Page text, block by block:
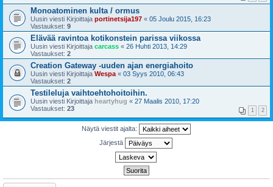
Monoatominen kulta / ormus
Uusin viesti Kirjoittaja portinetsija197 « 05 Joulu 2015, 16:23
Vastaukset: 9
Elävää ravintoa kotikonstein parissa viikossa
Uusin viesti Kirjoittaja carcass « 26 Huhti 2013, 14:29
Vastaukset: 2
Creation Gateway -uuden ajan energiahoito
Uusin viesti Kirjoittaja Wespa « 03 Syys 2010, 06:43
Vastaukset: 2
Testileluja vaihtoehtohoitoihin.
Uusin viesti Kirjoittaja heartyhug « 27 Maalis 2010, 17:20
Vastaukset: 23 1 2
Näytä viestit ajalta:
Järjestä